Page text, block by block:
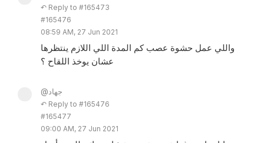
↶ Reply to #165473
#165476
08:59 AM, 27 Jun 2021
واللي عمل حشوة عصب كم المدة اللي اللازم ينتظرها
عشان يوخذ اللقاح ؟
@جهاد
↶ Reply to #165476
#165477
09:00 AM, 27 Jun 2021